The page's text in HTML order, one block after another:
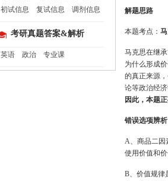
初试信息
复试信息 调剂信息
考研真题答案&解析
英语 政治 专业课
解题思路
本题考点：
马克思在继
为什么形成
的真正来源
论等政治经
因此，本题
错误选项辨
A、商品二因
使用价值和
B、价值规律